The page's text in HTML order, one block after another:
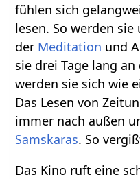
fühlen sich
lesen. So werden
der Meditation und
sie drei Tage lang
werden sie sich wie
Das Lesen von
immer nach außen
Samskaras. So
Das Kino ruft eine